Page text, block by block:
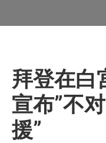
拜登在白
宣布”不
援”